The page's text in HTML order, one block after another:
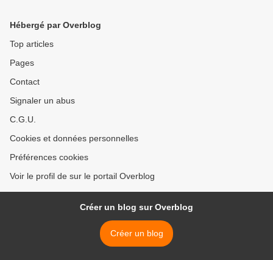
Hébergé par Overblog
Top articles
Pages
Contact
Signaler un abus
C.G.U.
Cookies et données personnelles
Préférences cookies
Voir le profil de sur le portail Overblog
Créer un blog sur Overblog
Créer un blog